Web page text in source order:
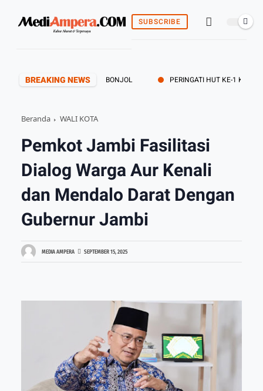
SUBSCRIBE
BREAKING NEWS
XX/TUANKU IMAM BONJOL PERINGATI HUT KE-1 KODAM
Beranda WALI KOTA
Pemkot Jambi Fasilitasi
Dialog Warga Aur Kenali
dan Mendalo Darat Dengan
Gubernur Jambi
MEDIA AMPERA SEPTEMBER 15, 2025